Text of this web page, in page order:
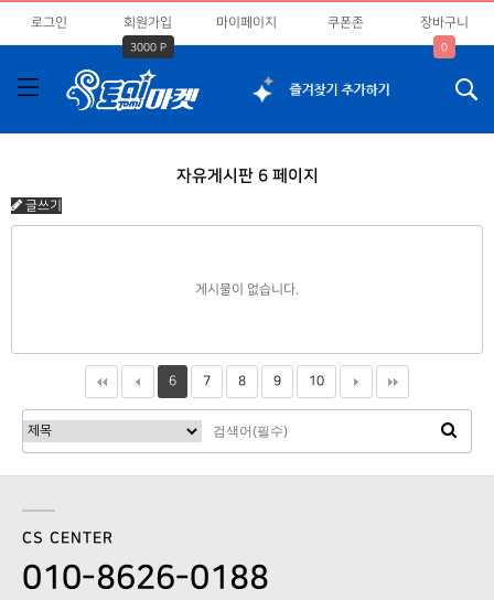
로그인 회원가입
3000 P
마이페이지 쿠폰존 장바구니
0
자유게시판 6 페이지
글쓰기
게시물이 없습니다.
6 7 8 9 10
CS CENTER
010-8626-0188